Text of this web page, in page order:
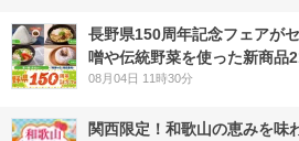
長野県150周年記念フェアが
噌や伝統野菜を使った新商品
08月04日 11時30分
関西限定！和歌山の恵みを味